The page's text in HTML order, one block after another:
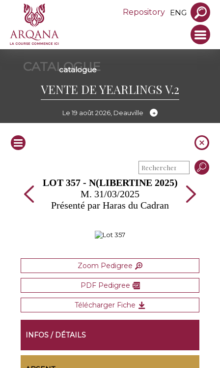
Repository ENG
CATALOGUE
catalogue
VENTE DE YEARLINGS V.2
Le 19 août 2026, Deauville
LOT 357 - N(LIBERTINE 2025)
M. 31/03/2025
Présenté par Haras du Cadran
Zoom Pedigree
PDF Pedigree
Télécharger Fiche
INFOS / DÉTAILS